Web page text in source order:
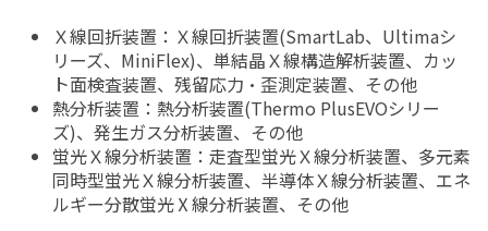
Ｘ線回折装置：Ｘ線回折装置(SmartLab、Ultimaシ
リーズ、MiniFlex)、単結晶Ｘ線構造解析装置、カッ
ト面検査装置、残留応力・歪測定装置、その他
熱分析装置：熱分析装置(Thermo PlusEVOシリー
ズ)、発生ガス分析装置、その他
蛍光Ｘ線分析装置：走査型蛍光Ｘ線分析装置、多元素
同時型蛍光Ｘ線分析装置、半導体Ｘ線分析装置、エネ
ルギー分散蛍光Ⅹ線分析装置、その他